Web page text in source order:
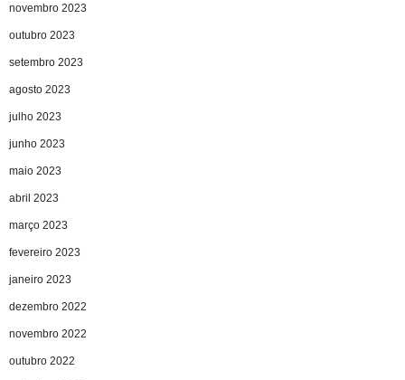
novembro 2023
outubro 2023
setembro 2023
agosto 2023
julho 2023
junho 2023
maio 2023
abril 2023
março 2023
fevereiro 2023
janeiro 2023
dezembro 2022
novembro 2022
outubro 2022